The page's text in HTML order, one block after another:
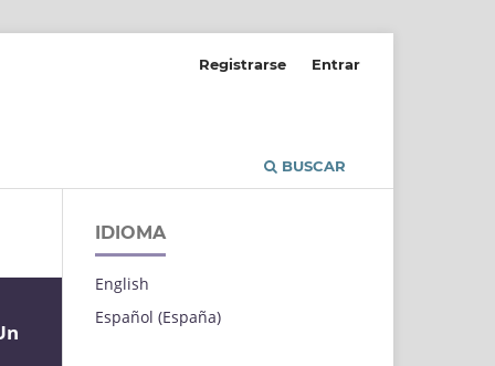
BUSCAR
Registrarse Entrar
IDIOMA
English
Español (España)